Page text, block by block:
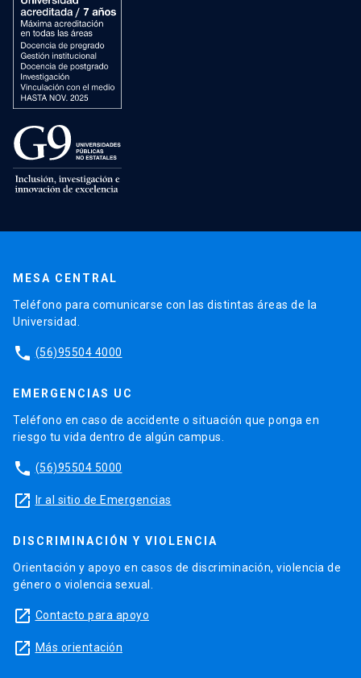
MESA CENTRAL
Teléfono para comunicarse con las distintas áreas de la
Universidad.
phone (56)95504 4000
EMERGENCIAS UC
Teléfono en caso de accidente o situación que ponga en
riesgo tu vida dentro de algún campus.
phone (56)95504 5000
launch Ir al sitio de Emergencias
DISCRIMINACIÓN Y VIOLENCIA
Orientación y apoyo en casos de discriminación, violencia de
género o violencia sexual.
launch Contacto para apoyo
launch Más orientación